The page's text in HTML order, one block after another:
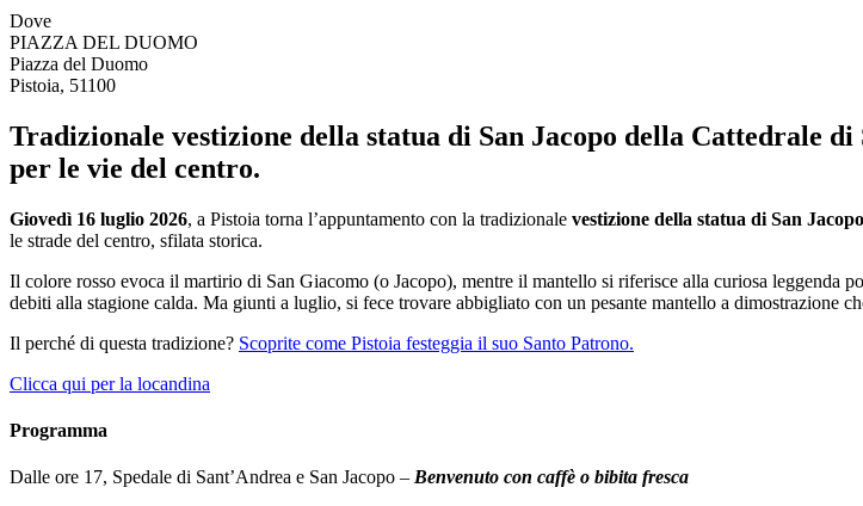
Dove
PIAZZA DEL DUOMO
Piazza del Duomo
Pistoia, 51100
Tradizionale vestizione della statua di San Jacopo della Cattedrale
per le vie del centro.
Giovedì 16 luglio 2026, a Pistoia torna l’appuntamento con la tradizionale vestizione della statua di San Jacopo
le strade del centro, sfilata storica.
Il colore rosso evoca il martirio di San Giacomo (o Jacopo), mentre il mantello si riferisce alla curiosa leggenda
debiti alla stagione calda. Ma giunti a luglio, si fece trovare abbigliato con un pesante mantello a dimostrazione
Il perché di questa tradizione? Scoprite come Pistoia festeggia il suo Santo Patrono.
Clicca qui per la locandina
Programma
Dalle ore 17, Spedale di Sant’Andrea e San Jacopo – Benvenuto con caffè o bibita fresca